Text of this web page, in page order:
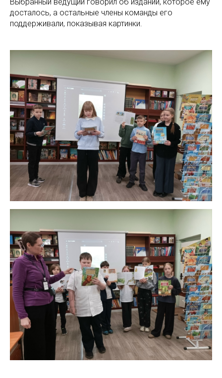
досталось, а остальные члены команды его
поддерживали, показывая картинки.